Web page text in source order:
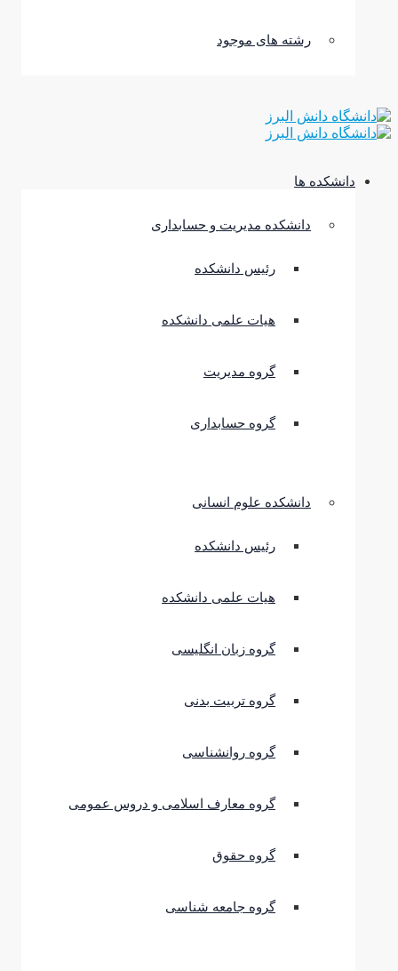
رشته های موجود
دانشکده ها
دانشکده مدیریت و حسابداری
رئیس دانشکده
هیات علمی دانشکده
گروه مدیریت
گروه حسابداری
دانشکده علوم انسانی
رئیس دانشکده
هیات علمی دانشکده
گروه زبان انگلیسی
گروه تربیت بدنی
گروه روانشناسی
گروه معارف اسلامی و دروس عمومی
گروه حقوق
گروه جامعه شناسی